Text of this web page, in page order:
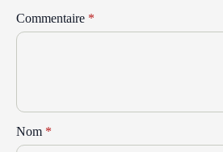
Commentaire *
Nom *